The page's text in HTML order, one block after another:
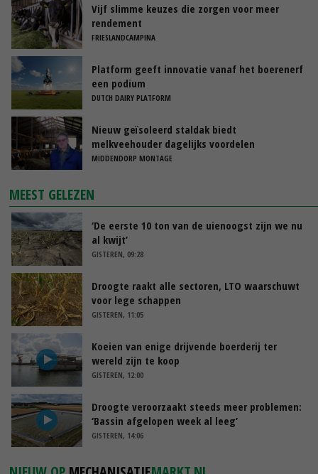
Vijf slimme keuzes die zorgen voor meer
rendement
FRIESLANDCAMPINA
Platform geeft innovatie vanaf het boerenerf
een podium
DUTCH DAIRY PLATFORM
Nieuw geïsoleerd staldak biedt
melkveehouder dagelijks voordelen
MIDDENDORP MONTAGE
MEEST GELEZEN
‘De eerste 10 ton van de uienoogst zijn we nu
al kwijt’
GISTEREN, 09:28
Droogte raakt alle sectoren, LTO waarschuwt
voor lege schappen
GISTEREN, 11:05
Koeien van enige drijvende boerderij ter
wereld zijn te koop
GISTEREN, 12:00
Droogte veroorzaakt steeds meer problemen:
‘Bassin afgelopen week al leeg’
GISTEREN, 14:06